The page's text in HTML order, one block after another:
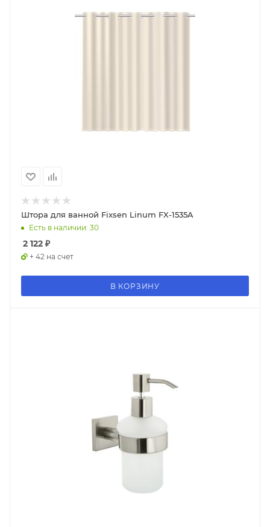
Штора для ванной Fixsen Linum FX-1535A
Есть в наличии: 30
2 122 ₽
+ 42 на счет
В КОРЗИНУ